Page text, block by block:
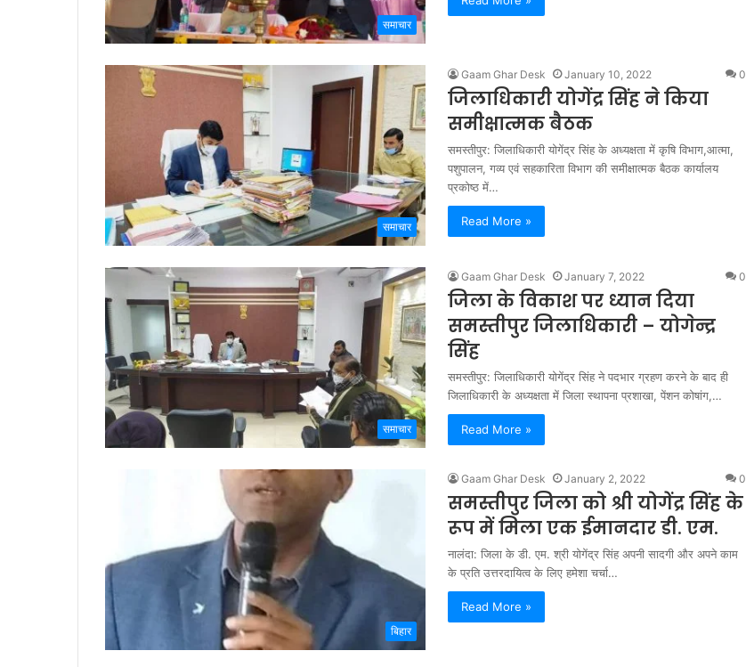
समाचार
समाचार
Gaam Ghar Desk January 10, 2022 0
जिलाधिकारी योगेंद्र सिंह ने किया
समीक्षात्मक बैठक
समस्तीपुर: जिलाधिकारी योगेंद्र सिंह के अध्यक्षता में कृषि विभाग,आत्मा,
पशुपालन, गव्य एवं सहकारिता विभाग की समीक्षात्मक बैठक कार्यालय
प्रकोष्ठ में…
Read More »
समाचार
Gaam Ghar Desk January 7, 2022 0
जिला के विकाश पर ध्यान दिया
समस्तीपुर जिलाधिकारी – योगेन्द्र
सिंह
समस्तीपुर: जिलाधिकारी योगेंद्र सिंह ने पदभार ग्रहण करने के बाद ही
जिलाधिकारी के अध्यक्षता में जिला स्थापना प्रशाखा, पेंशन कोषांग,…
Read More »
बिहार
Gaam Ghar Desk January 2, 2022 0
समस्तीपुर जिला को श्री योगेंद्र सिंह के
रूप में मिला एक ईमानदार डी. एम.
नालंदा: जिला के डी. एम. श्री योगेंद्र सिंह अपनी सादगी और अपने काम
के प्रति उत्तरदायित्व के लिए हमेशा चर्चा…
Read More »